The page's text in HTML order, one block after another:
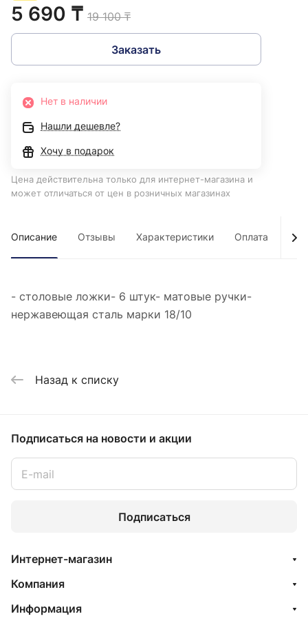
5 690 ₸ 19 100 ₸
Заказать
Нет в наличии
Нашли дешевле?
Хочу в подарок
Цена действительна только для интернет-магазина и
может отличаться от цен в розничных магазинах
Описание Отзывы Характеристики Оплата
- столовые ложки- 6 штук- матовые ручки-
нержавеющая сталь марки 18/10
Назад к списку
Подписаться на новости и акции
Подписаться
Интернет-магазин
Компания
Информация